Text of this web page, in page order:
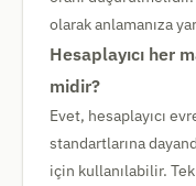
olarak anlamanıza
Hesaplayıcı her
midir?
Evet, hesaplayıcı
standartlarına
için kullanılabilir.